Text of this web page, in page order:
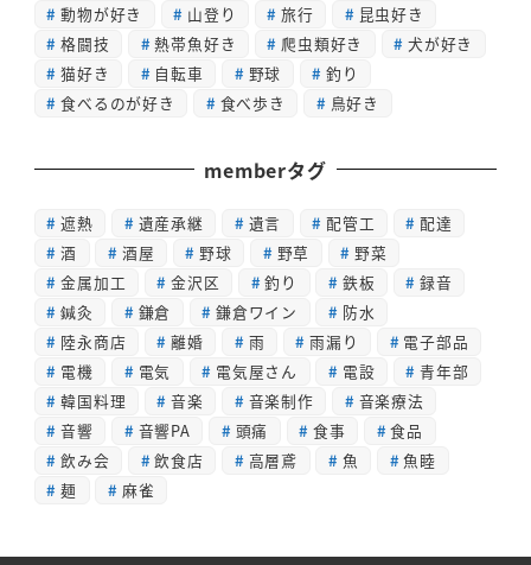
動物が好き
山登り 旅行
昆虫好き
格闘技
熱帯魚好き 爬虫類好き
犬が好き
猫好き
自転車 野球
釣り
食べるのが好き
食べ歩き 鳥好き
memberタグ
遮熱 遺産承継 遺言 配管工
配達
酒
酒屋 野球 野草
野菜
金属加工
金沢区 釣り 鉄板
録音
鍼灸
鎌倉 鎌倉ワイン
防水
陸永商店
離婚 雨 雨漏り
電子部品
電機
電気 電気屋さん 電設
青年部
韓国料理
音楽 音楽制作
音楽療法
音響
音響PA 頭痛 食事
食品
飲み会
飲食店 高層鳶 魚
魚睦
麺
麻雀